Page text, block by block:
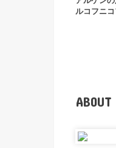
ルコフニ
ABOUT